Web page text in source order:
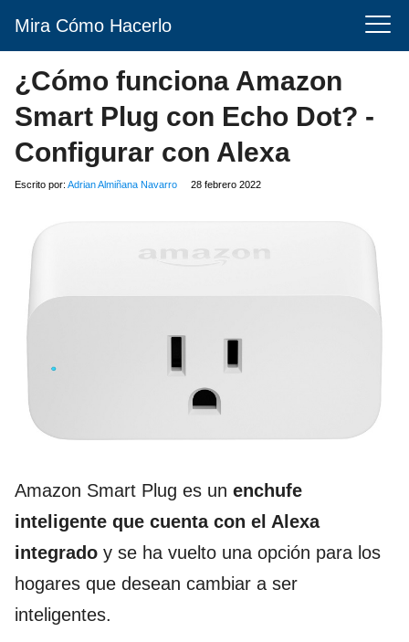
Mira Cómo Hacerlo
¿Cómo funciona Amazon
Smart Plug con Echo Dot? -
Configurar con Alexa
Escrito por: Adrian Almiñana Navarro 28 febrero 2022
Amazon Smart Plug es un enchufe
inteligente que cuenta con el Alexa
integrado y se ha vuelto una opción para los
hogares que desean cambiar a ser
inteligentes.